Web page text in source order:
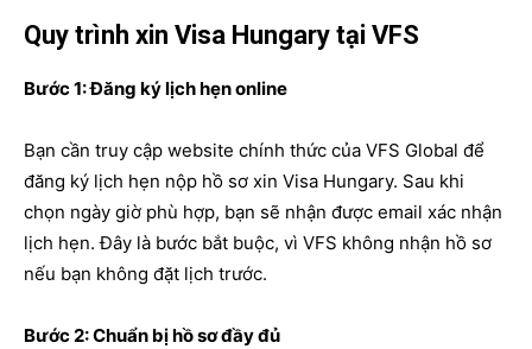
Quy trình xin Visa Hungary tại VFS
Bước 1: Đăng ký lịch hẹn online
Bạn cần truy cập website chính thức của VFS Global để
đăng ký lịch hẹn nộp hồ sơ xin Visa Hungary. Sau khi
chọn ngày giờ phù hợp, bạn sẽ nhận được email xác nhận
lịch hẹn. Đây là bước bắt buộc, vì VFS không nhận hồ sơ
nếu bạn không đặt lịch trước.
Bước 2: Chuẩn bị hồ sơ đầy đủ